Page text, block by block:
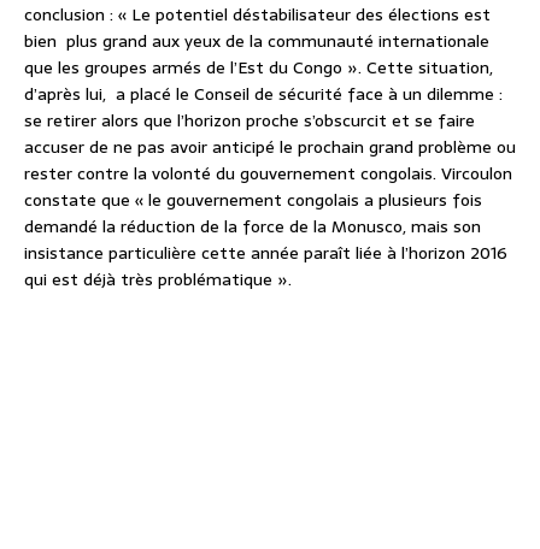
conclusion : « Le potentiel déstabilisateur des élections est
bien plus grand aux yeux de la communauté internationale
que les groupes armés de l’Est du Congo ». Cette situation,
d’après lui, a placé le Conseil de sécurité face à un dilemme :
se retirer alors que l’horizon proche s’obscurcit et se faire
accuser de ne pas avoir anticipé le prochain grand problème ou
rester contre la volonté du gouvernement congolais. Vircoulon
constate que « le gouvernement congolais a plusieurs fois
demandé la réduction de la force de la Monusco, mais son
insistance particulière cette année paraît liée à l’horizon 2016
qui est déjà très problématique ».